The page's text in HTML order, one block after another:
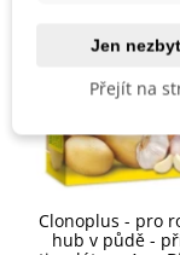
Clonoplus - pro
hub v půdě -
Jen
Přejít na